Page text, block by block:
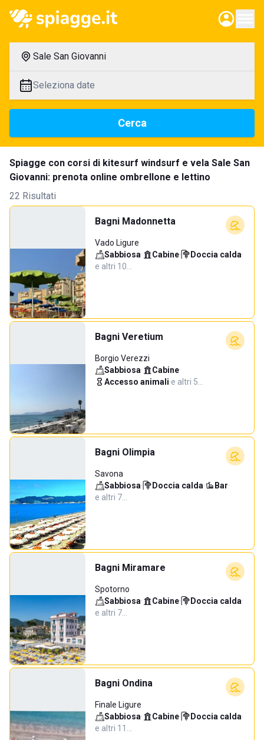
Sale San Giovanni
Seleziona date
Cerca
Spiagge con corsi di kitesurf windsurf e vela Sale San
Giovanni: prenota online ombrellone e lettino
22 Risultati
Bagni Madonnetta
Vado Ligure
Sabbiosa· Cabine· Doccia calda·
e altri 10…
Bagni Veretium
Borgio Verezzi
Sabbiosa· Cabine·
Accesso animali·e altri 5…
Bagni Olimpia
Savona
Sabbiosa· Doccia calda· Bar·
e altri 7…
Bagni Miramare
Spotorno
Sabbiosa· Cabine· Doccia calda·
e altri 7…
Bagni Ondina
Finale Ligure
Sabbiosa· Cabine· Doccia calda·
e altri 11…